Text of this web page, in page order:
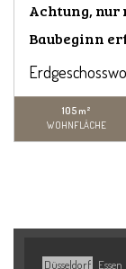
Achtung, nur
Baubeginn
105 m²
WOHNFLÄCHE
Düsseldorf Essen